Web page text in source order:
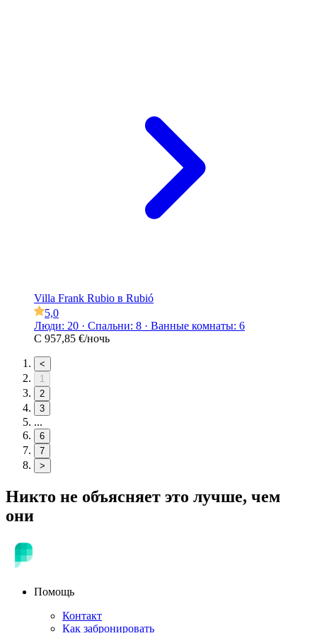
Villa Frank Rubio в Rubió
5,0
Люди: 20 · Спальни: 8 · Ванные комнаты: 6
С 957,85 €/ночь
<
1
2
3
...
6
7
>
Никто не объясняет это лучше, чем
они
Помощь
Контакт
Как забронировать